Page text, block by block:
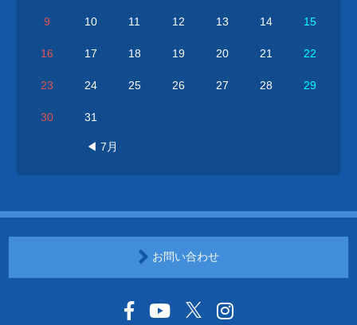
9 10 11 12 13 14 15
16 17 18 19 20 21 22
23 24 25 26 27 28 29
30 31
◀ 7月
お問い合わせ